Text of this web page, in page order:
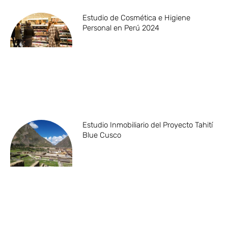
Estudio de Cosmética e Higiene
Personal en Perú 2024
Estudio Inmobiliario del Proyecto Tahití
Blue Cusco